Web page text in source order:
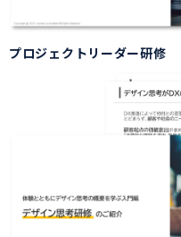
プロジェクトリーダー研修